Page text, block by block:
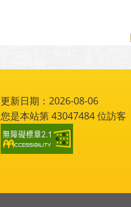
更新日期：2026-08-06
您是本站第43047484位訪客